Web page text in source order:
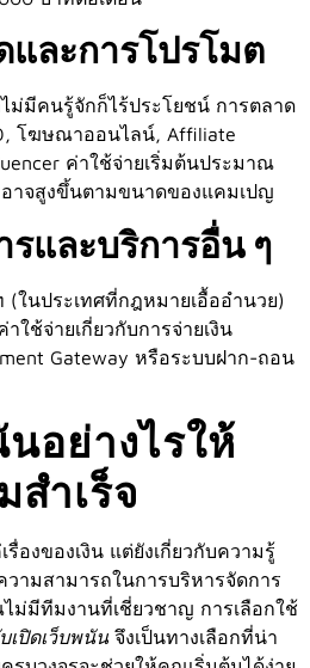
และการโปรโมต
ม่มีคนรู้จักก็ไร้ประโยชน์ การตลาด
โฆษณาออนไลน์, Affiliate
ค่าใช้จ่ายเริ่มต้นประมาณ
าจสูงขึ้นตามขนาดของแคมเปญ
รและบริการอื่น ๆ
(ในประเทศที่กฎหมายเอื้ออำนวย)
ช้จ่ายเกี่ยวกับการจ่ายเงิน
Gateway หรือระบบฝาก-ถอน
อย่างไรให้
ำเร็จ
องของเงิน แต่ยังเกี่ยวกับความรู้
วามสามารถในการบริหารจัดการ
มีทีมงานที่เชี่ยวชาญ การเลือกใช้
เปิดเว็บพนัน จึงเป็นทางเลือกที่น่า